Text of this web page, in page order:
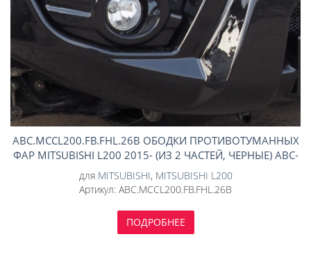
ABC.MCCL200.FB.FHL.26B ОБОДКИ ПРОТИВОТУМАННЫХ
ФАР MITSUBISHI L200 2015- (ИЗ 2 ЧАСТЕЙ, ЧЕРНЫЕ) АВС-
ДИЗАЙН
для MITSUBISHI, MITSUBISHI L200
Артикул: ABC.MCCL200.FB.FHL.26B
ПОДРОБНЕЕ